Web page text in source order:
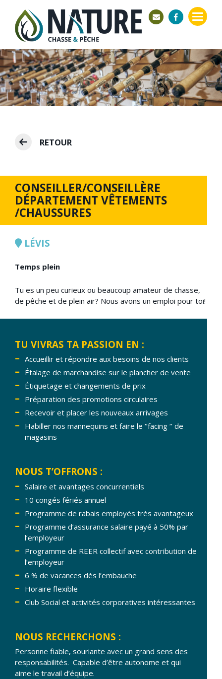
RETOUR
CONSEILLER/CONSEILLÈRE
DÉPARTEMENT VÊTEMENTS
/CHAUSSURES
LÉVIS
Temps plein
Tu es un peu curieux ou beaucoup amateur de chasse,
de pêche et de plein air? Nous avons un emploi pour toi!
TU VIVRAS TA PASSION EN :
Accueillir et répondre aux besoins de nos clients
Étalage de marchandise sur le plancher de vente
Étiquetage et changements de prix
Préparation des promotions circulaires
Recevoir et placer les nouveaux arrivages
Habiller nos mannequins et faire le ‘’facing ‘’ de
magasins
NOUS T’OFFRONS :
Salaire et avantages concurrentiels
10 congés fériés annuel
Programme de rabais employés très avantageux
Programme d’assurance salaire payé à 50% par
l’employeur
Programme de REER collectif avec contribution de
l’employeur
6 % de vacances dès l’embauche
Horaire flexible
Club Social et activités corporatives intéressantes
NOUS RECHERCHONS :
Personne fiable, souriante avec un grand sens des
responsabilités. Capable d’être autonome et qui
aime le travail d’équipe.